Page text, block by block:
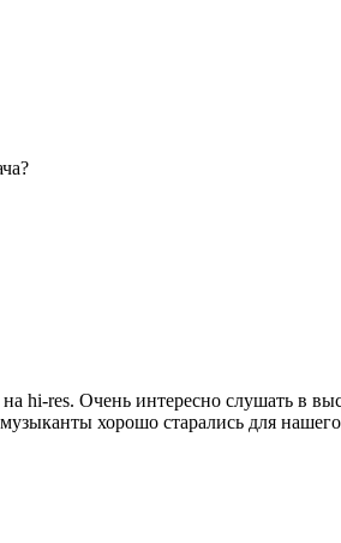
hi-res. Очень интересно слушать в
хорошо старались для